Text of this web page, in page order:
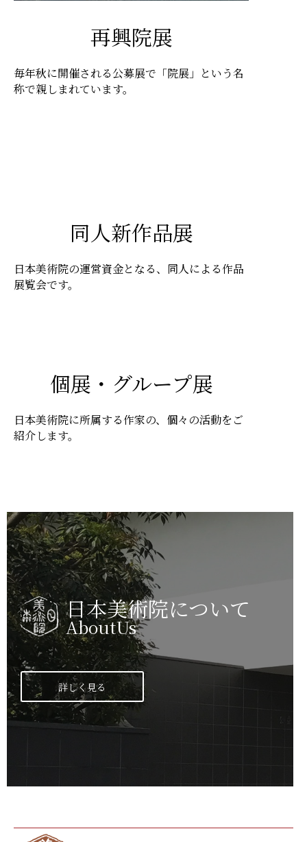
再興院展
毎年秋に開催される公募展で「院展」という名
称で親しまれています。
同人新作品展
日本美術院の運営資金となる、同人による作品
展覧会です。
個展・グループ展
日本美術院に所属する作家の、個々の活動をご
紹介します。
日本美術院について
AboutUs
詳しく見る